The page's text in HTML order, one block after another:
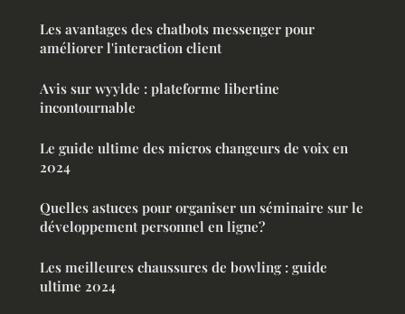
Les avantages des chatbots messenger pour
améliorer l'interaction client
Avis sur wyylde : plateforme libertine
incontournable
Le guide ultime des micros changeurs de voix en
2024
Quelles astuces pour organiser un séminaire sur le
développement personnel en ligne?
Les meilleures chaussures de bowling : guide
ultime 2024